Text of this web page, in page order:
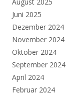
Juni 2025
Dezember 2024
November 2024
Oktober 2024
September 2024
April 2024
Februar 2024